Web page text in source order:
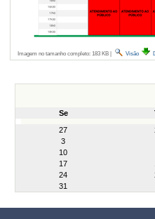
Imagem no tamanho completo: 183 KB| Visão
Se
27
3
10
17
24
31